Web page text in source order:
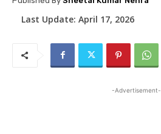
Last Update: April 17, 2026
-Advertisement-